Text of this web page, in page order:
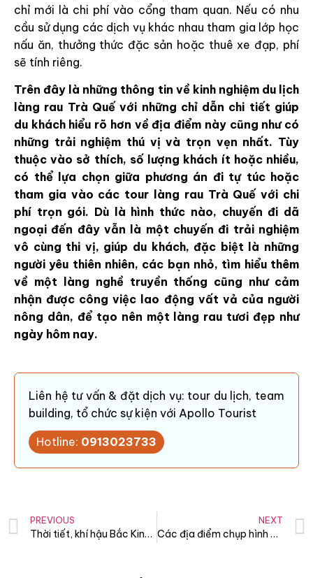
chỉ mới là chi phí vào cổng tham quan. Nếu có nhu
cầu sử dụng các dịch vụ khác nhau tham gia lớp học
nấu ăn, thưởng thức đặc sản hoặc thuê xe đạp, phí
sẽ tính riêng.
Trên đây là những thông tin về kinh nghiệm du lịch
làng rau Trà Quế với những chỉ dẫn chi tiết giúp
du khách hiểu rõ hơn về địa điểm này cũng như có
những trải nghiệm thú vị và trọn vẹn nhất. Tùy
thuộc vào sở thích, số lượng khách ít hoặc nhiều,
có thể lựa chọn giữa phương án đi tự túc hoặc
tham gia vào các tour làng rau Trà Quế với chi
phí trọn gói. Dù là hình thức nào, chuyến đi dã
ngoại đến đây vẫn là một chuyến đi trải nghiệm
vô cùng thi vị, giúp du khách, đặc biệt là những
người yêu thiên nhiên, các bạn nhỏ, tìm hiểu thêm
về một làng nghề truyền thống cũng như cảm
nhận được công việc lao động vất vả của người
nông dân, để tạo nên một làng rau tươi đẹp như
ngày hôm nay.
Liên hệ tư vấn & đặt dịch vụ: tour du lịch, team
building, tổ chức sự kiện với Apollo Tourist
Hotline: 0913023733
PREVIOUS
Thời tiết, khí hậu Bắc Kinh mùa thu
NEXT
Các địa điểm chụp hình đẹp ở Hội An